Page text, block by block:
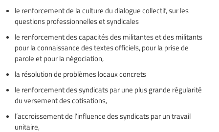
le renforcement de la culture du dialogue collectif, sur les
questions professionnelles et syndicales
le renforcement des capacités des militantes et des militants
pour la connaissance des textes officiels, pour la prise de
parole et pour la négociation,
la résolution de problèmes locaux concrets
le renforcement des syndicats par une plus grande régularité
du versement des cotisations,
l’accroissement de l’influence des syndicats par un travail
unitaire,